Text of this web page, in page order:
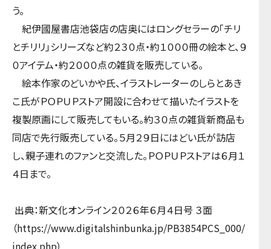
う。
紀伊國屋書店池袋店の店奥にはロングセラーの「チリ
とチリリ」シリーズなど約２３０点・約１０００冊の絵本と、９
０アイテム・約２０００点の雑貨を販売している。
絵本作家のどいかや氏、イラストレーターのしらとあき
こ氏がＰＯＰＵＰストア開設に合わせて描いたイラストを
複製原画にして販売してもいる。約３０点の雑貨新商品も
同店で先行販売している。５月２９日にはどい氏が訪店
し、親子連れのファンと交流した。ＰＯＰＵＰストアは６月１
４日まで。
出典：新文化オンライン２０２６年６月４日号 ３面
（https://www.digitalshinbunka.jp/PB3854PCS_000/
index.php）